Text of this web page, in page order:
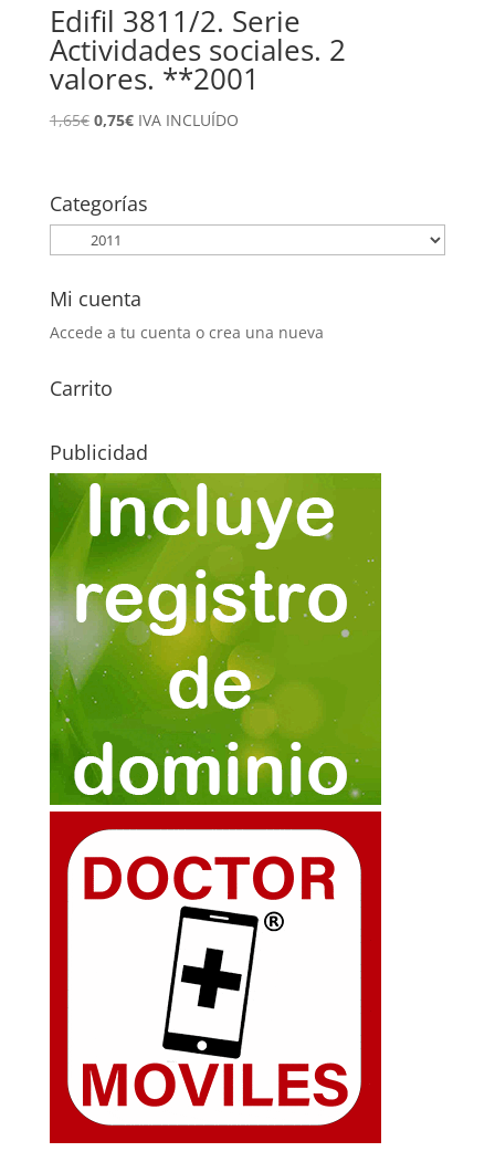
Edifil 3811/2. Serie
Actividades sociales. 2
valores. **2001
1,65€ El
era:
1,65€.
0,75€El
es:
0,75€.
IVA INCLUÍDO
Categorías
Mi cuenta
Accede a tu cuenta o crea una nueva
Carrito
Publicidad